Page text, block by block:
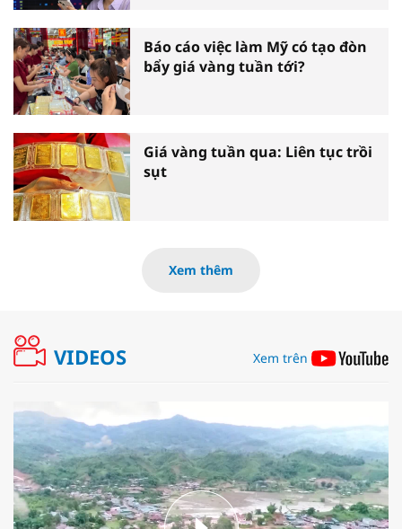
Báo cáo việc làm Mỹ có tạo đòn
bẩy giá vàng tuần tới?
Giá vàng tuần qua: Liên tục trồi
sụt
Xem thêm
VIDEOS Xem trên